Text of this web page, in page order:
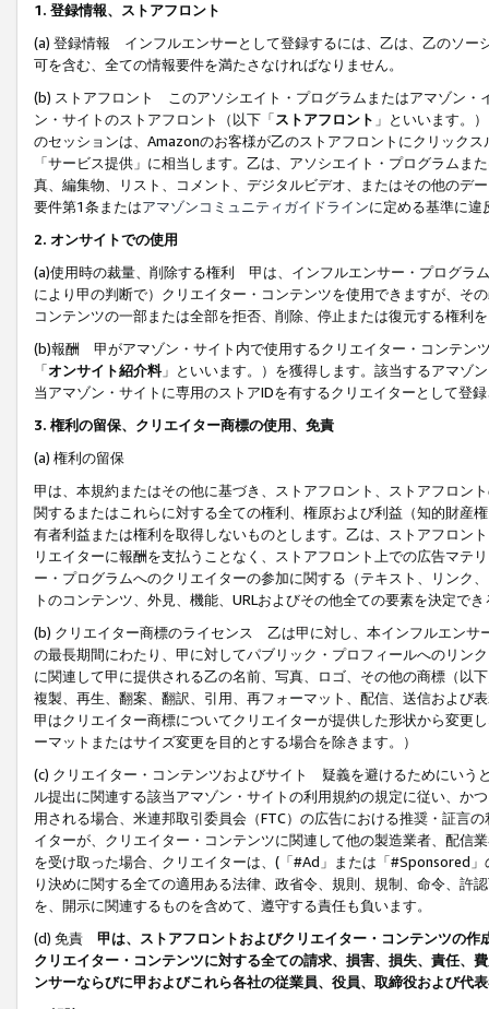
1. 登録情報、ストアフロント
(a) 登録情報 インフルエンサーとして登録するには、乙は、乙のソー
可を含む、全ての情報要件を満たさなければなりません。
(b) ストアフロント このアソシエイト・プログラムまたはアマゾン・
ン・サイトのストアフロント（以下「ストアフロント 」といいます。
のセッションは、Amazonのお客様が乙のストアフロントにクリック
「サービス提供」に相当します。乙は、アソシエイト・プログラム
真、編集物、リスト、コメント、デジタルビデオ、またはその他のデ
要件第1条またはアマゾンコミュニティガイドラインに定める基準に違
2. オンサイトでの使用
(a)使用時の裁量、削除する権利 甲は、インフルエンサー・プログラ
により甲の判断で）クリエイター・コンテンツを使用できますが、そ
コンテンツの一部または全部を拒否、削除、停止または復元する権利
(b)報酬 甲がアマゾン・サイト内で使用するクリエイター・コンテン
「オンサイト紹介料」といいます。）を獲得します。該当するアマゾ
当アマゾン・サイトに専用のストアIDを有するクリエイターとして登
3. 権利の留保、クリエイター商標の使用、免責
(a) 権利の留保
甲は、本規約またはその他に基づき、ストアフロント、ストアフロン
関するまたはこれらに対する全ての権利、権原および利益（知的財産
有者利益または権利を取得しないものとします。乙は、ストアフロン
リエイターに報酬を支払うことなく、ストアフロント上での広告マテ
ー・プログラムへのクリエイターの参加に関する（テキスト、リンク
トのコンテンツ、外見、機能、URLおよびその他全ての要素を決定で
(b) クリエイター商標のライセンス 乙は甲に対し、本インフルエンサ
の最長期間にわたり、甲に対してパブリック・プロフィールへのリン
に関連して甲に提供される乙の名前、写真、ロゴ、その他の商標（以
複製、再生、翻案、翻訳、引用、再フォーマット、配信、送信および
甲はクリエイター商標についてクリエイターが提供した形状から変更
ーマットまたはサイズ変更を目的とする場合を除きます。）
(c) クリエイター・コンテンツおよびサイト 疑義を避けるためにいう
ル提出に関連する該当アマゾン・サイトの利用規約の規定に従い、か
用される場合、米連邦取引委員会（FTC）の広告における推奨・証言
イターが、クリエイター・コンテンツに関連して他の製造業者、配信
を受け取った場合、クリエイターは、(「#Ad」または「#Sponsored
り決めに関する全ての適用ある法律、政省令、規則、規制、命令、許
を、開示に関連するものを含めて、遵守する責任も負います。
(d) 免責 甲は、ストアフロントおよびクリエイター・コンテンツの
クリエイター・コンテンツに対する全ての請求、損害、損失、責任、
ンサーならびに甲およびこれら各社の従業員、役員、取締役および代